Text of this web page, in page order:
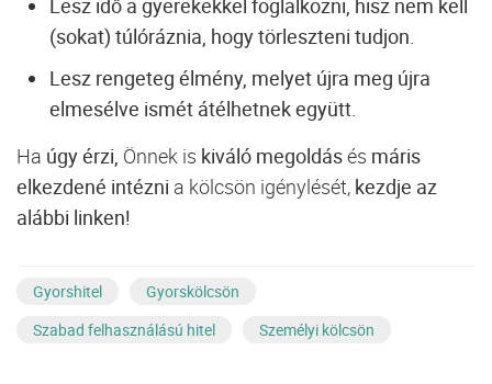
(sokat) túlóráznia, hogy törleszteni tudjon.
Lesz rengeteg élmény, melyet újra meg újra
elmesélve ismét átélhetnek együtt.
Ha úgy érzi, Önnek is kiváló megoldásés máris
elkezdené intézni a kölcsön igénylését, kezdje az
alábbi linken!
Gyorshitel
Gyorskölcsön
Szabad felhasználású hitel
Személyi kölcsön